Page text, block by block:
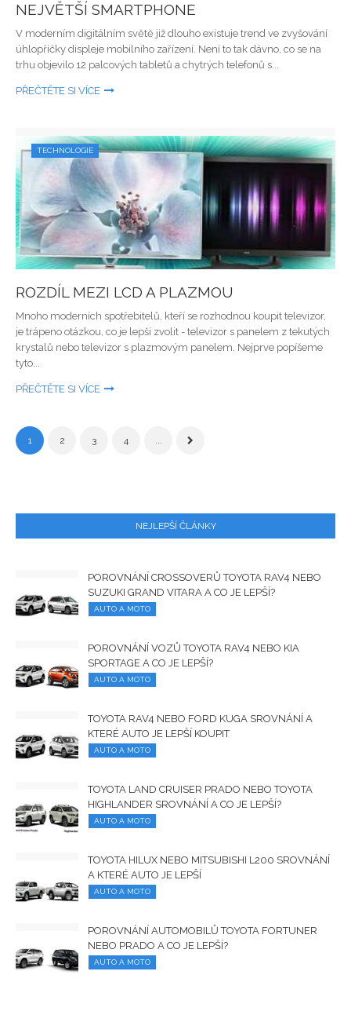
NEJVĚTŠÍ SMARTPHONE
V moderním digitálním světě již dlouho existuje trend ve zvyšování
úhlopříčky displeje mobilního zařízení. Není to tak dávno, co se na
trhu objevilo 12 palcových tabletů a chytrých telefonů s...
PŘEČTĚTE SI VÍCE
TECHNOLOGIE
ROZDÍL MEZI LCD A PLAZMOU
Mnoho moderních spotřebitelů, kteří se rozhodnou koupit televizor,
je trápeno otázkou, co je lepší zvolit - televizor s panelem z tekutých
krystalů nebo televizor s plazmovým panelem. Nejprve popíšeme
tyto...
PŘEČTĚTE SI VÍCE
1 2 3 4 ...
NEJLEPŠÍ ČLÁNKY
POROVNÁNÍ CROSSOVERŮ TOYOTA RAV4 NEBO
SUZUKI GRAND VITARA A CO JE LEPŠÍ?
AUTO A MOTO
POROVNÁNÍ VOZŮ TOYOTA RAV4 NEBO KIA
SPORTAGE A CO JE LEPŠÍ?
AUTO A MOTO
TOYOTA RAV4 NEBO FORD KUGA SROVNÁNÍ A
KTERÉ AUTO JE LEPŠÍ KOUPIT
AUTO A MOTO
TOYOTA LAND CRUISER PRADO NEBO TOYOTA
HIGHLANDER SROVNÁNÍ A CO JE LEPŠÍ?
AUTO A MOTO
TOYOTA HILUX NEBO MITSUBISHI L200 SROVNÁNÍ
A KTERÉ AUTO JE LEPŠÍ
AUTO A MOTO
POROVNÁNÍ AUTOMOBILŮ TOYOTA FORTUNER
NEBO PRADO A CO JE LEPŠÍ?
AUTO A MOTO